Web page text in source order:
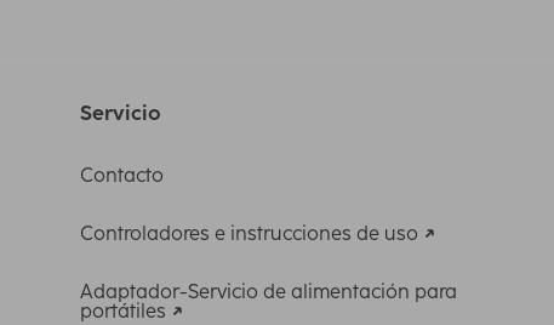
Servicio
Contacto
Controladores e instrucciones de uso
Adaptador-Servicio de alimentación para
portátiles